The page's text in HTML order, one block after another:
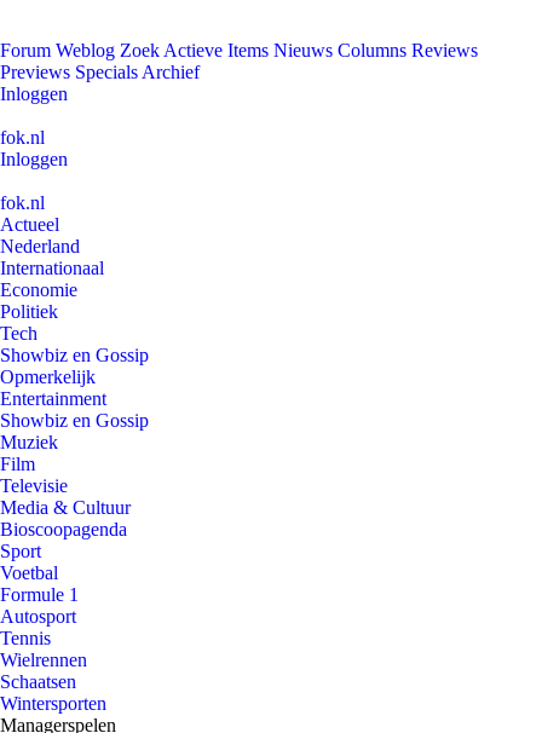
Forum Weblog Zoek Actieve Items Nieuws Columns Reviews
Previews Specials Archief
Inloggen
fok.nl
Inloggen
fok.nl
Actueel
Nederland
Internationaal
Economie
Politiek
Tech
Showbiz en Gossip
Opmerkelijk
Entertainment
Showbiz en Gossip
Muziek
Film
Televisie
Media & Cultuur
Bioscoopagenda
Sport
Voetbal
Formule 1
Autosport
Tennis
Wielrennen
Schaatsen
Wintersporten
Managerspelen